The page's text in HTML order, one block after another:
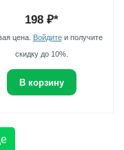
198 ₽*
цена. Войдитеи получите
скидку до 10%.
В корзину